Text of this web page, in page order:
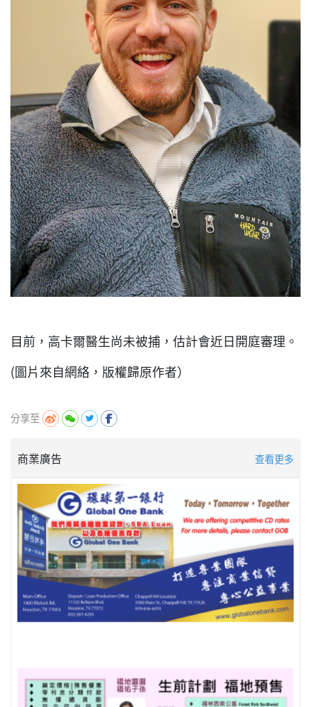
目前，高卡爾醫生尚未被捕，估計會近日開庭審理。
(圖片來自網絡，版權歸原作者）
分享至
商業廣告 查看更多